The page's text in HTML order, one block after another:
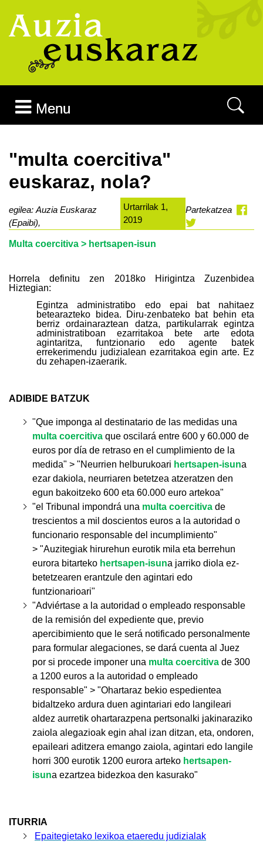
Menu
"multa coercitiva"
euskaraz, nola?
egilea: Auzia Euskaraz
(Epaibi),
Urtarrilak 1,
2019
Partekatzea
Multa coercitiva > hertsapen-isun
Horrela definitu zen 2018ko Hirigintza Zuzenbidea
Hiztegian:
Egintza administratibo edo epai bat nahitaez
betearazteko bidea. Diru-zenbateko bat behin eta
berriz ordainaraztean datza, partikularrak egintza
administratiboan ezarritakoa bete arte edota
agintaritza, funtzionario edo agente batek
errekerimendu judizialean ezarritakoa egin arte. Ez
du zehapen-izaerarik.
ADIBIDE BATZUK
"Que imponga al destinatario de las medidas una
multa coercitiva que oscilará entre 600 y 60.000 de
euros por día de retraso en el cumplimiento de la
medida" > "Neurrien helburukoari hertsapen-isuna
ezar dakiola, neurriaren betetzea atzeratzen den
egun bakoitzeko 600 eta 60.000 euro artekoa"
"el Tribunal impondrá una multa coercitiva de
trescientos a mil doscientos euros a la autoridad o
funcionario responsable del incumplimiento"
> "Auzitegiak hirurehun eurotik mila eta berrehun
eurora bitarteko hertsapen-isuna jarriko diola ez-
betetzearen erantzule den agintari edo
funtzionarioari"
"Adviértase a la autoridad o empleado responsable
de la remisión del expediente que, previo
apercibimiento que le será notificado personalmente
para formular alegaciones, se dará cuenta al Juez
por si procede imponer una multa coercitiva de 300
a 1200 euros a la autoridad o empleado
responsable" > "Ohartaraz bekio espedientea
bidaltzeko ardura duen agintariari edo langileari
aldez aurretik ohartarazpena pertsonalki jakinaraziko
zaiola alegazioak egin ahal izan ditzan, eta, ondoren,
epaileari aditzera emango zaiola, agintari edo langile
horri 300 eurotik 1200 eurora arteko hertsapen-
isuna ezartzea bidezkoa den kasurako"
ITURRIA
Epaitegietako lexikoa etaeredu judizialak